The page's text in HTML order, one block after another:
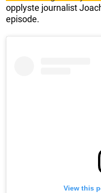
opplyste journalist
episode.
View this